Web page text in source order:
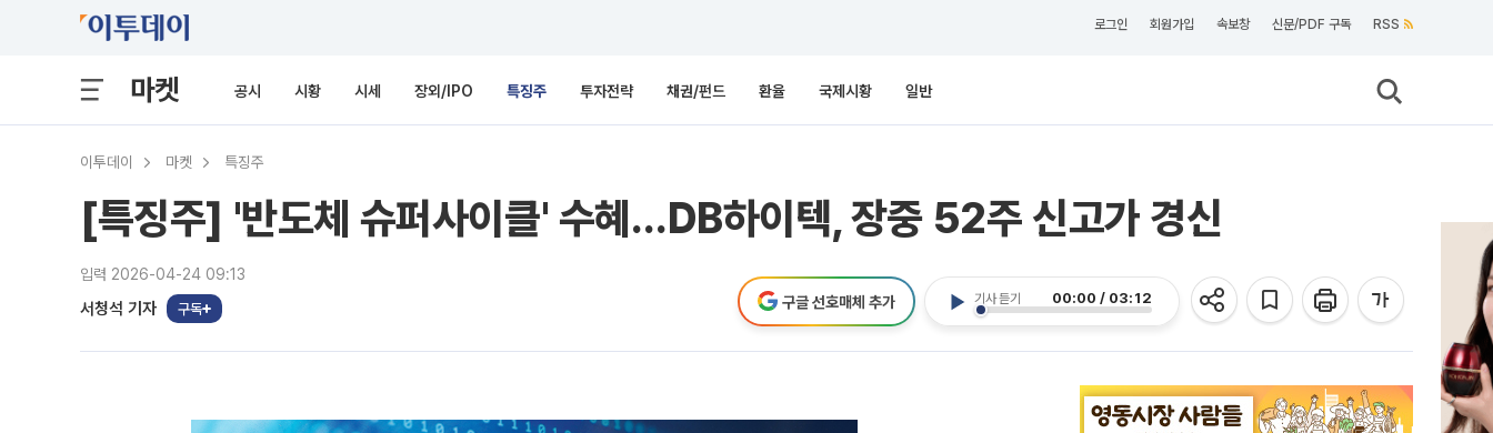
로그인 회원가입 속보창 신문/PDF 구독 RSS
마켓 공시 시황 시세 장외/IPO 특징주 투자전략 채권/펀드 환율 국제시황 일반
이투데이 마켓 특징주
[특징주] '반도체 슈퍼사이클' 수혜…DB하이텍, 장중 52주 신고가 경신
입력 2026-04-24 09:13
서청석 기자 구독
기사 듣기 00:00 / 03:12
구글 선호매체 추가